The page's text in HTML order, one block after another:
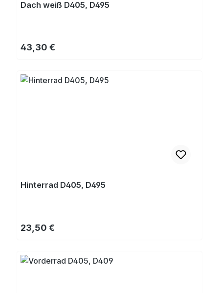
Dach weiß D405, D495
Regulärer Preis:
43,30 €
Hinterrad D405, D495
Regulärer Preis:
23,50 €